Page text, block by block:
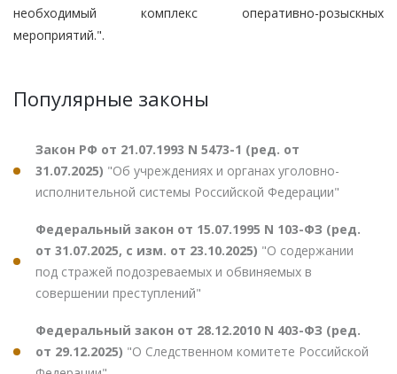
необходимый комплекс оперативно-розыскных
мероприятий.".
Популярные законы
Закон РФ от 21.07.1993 N 5473-1 (ред. от
31.07.2025) "Об учреждениях и органах уголовно-
исполнительной системы Российской Федерации"
Федеральный закон от 15.07.1995 N 103-ФЗ (ред.
от 31.07.2025, с изм. от 23.10.2025) "О содержании
под стражей подозреваемых и обвиняемых в
совершении преступлений"
Федеральный закон от 28.12.2010 N 403-ФЗ (ред.
от 29.12.2025) "О Следственном комитете Российской